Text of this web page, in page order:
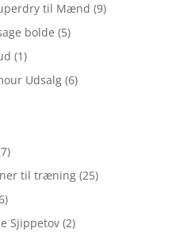
til Mænd (9)
bolde (5)
(1)
Udsalg (6)
til træning (25)
Sjippetov (2)